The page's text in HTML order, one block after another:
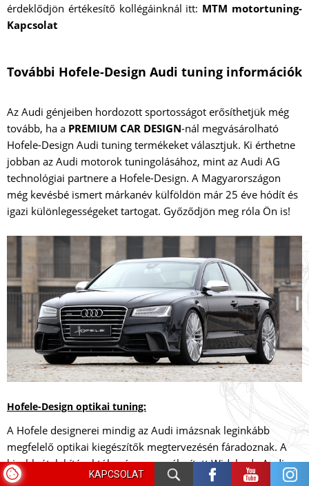
KAPCSOLAT
érdeklődjön értékesítő kollégáinknál itt: MTM motortuning-
Kapcsolat
További Hofele-Design Audi tuning információk
Az Audi génjeiben hordozott sportosságot erősíthetjük még
tovább, ha a PREMIUM CAR DESIGN-nál megvásárolható
Hofele-Design Audi tuning termékeket választjuk. Ki érthetne
jobban az Audi motorok tuningolásához, mint az Audi AG
technológiai partnere a Hofele-Design. A Magyarországon
még kevésbé ismert márkanév külföldön már 25 éve hódít és
igazi különlegességeket tartogat. Győződjön meg róla Ön is!
Hofele-Design optikai tuning:
A Hofele designerei mindig az Audi imázsnak leginkább
megfelelő optikai kiegészítők megtervezésén fáradoznak. A
kisebb átalakításoktól egészen a szélesített Widebody Audi
tuning csomagokig szinte minden megtalálható a